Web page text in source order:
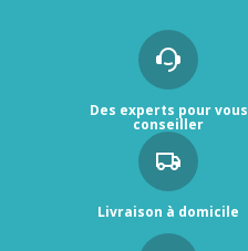
Des experts pour vous
conseiller
Livraison à domicile